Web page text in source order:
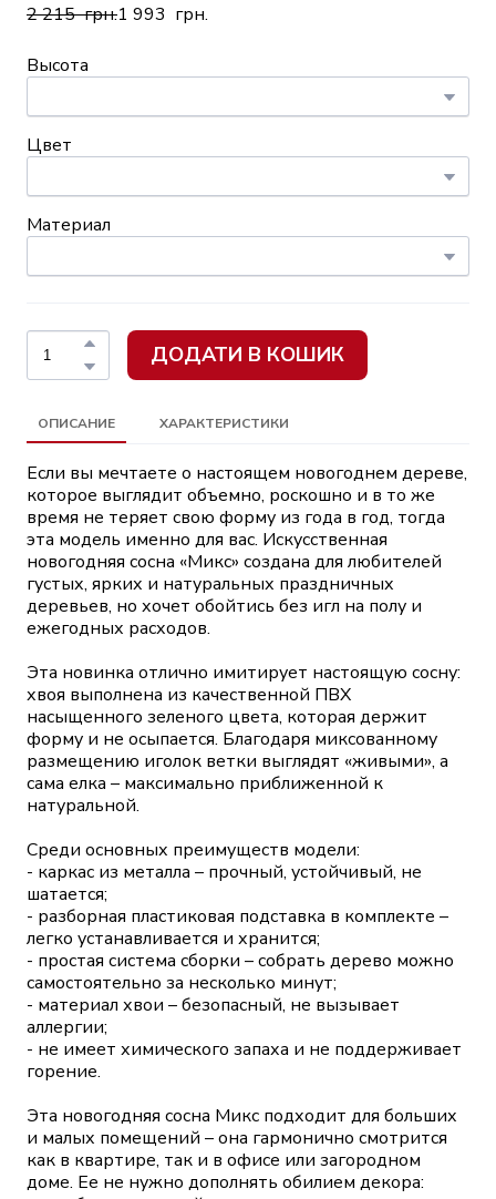
2 215  грн.1 993  грн.
Высота
Цвет
Материал
ДОДАТИ В КОШИК
ОПИСАНИЕ ХАРАКТЕРИСТИКИ
Если вы мечтаете о настоящем новогоднем дереве,
которое выглядит объемно, роскошно и в то же
время не теряет свою форму из года в год, тогда
эта модель именно для вас. Искусственная
новогодняя сосна «Микс» создана для любителей
густых, ярких и натуральных праздничных
деревьев, но хочет обойтись без игл на полу и
ежегодных расходов.
Эта новинка отлично имитирует настоящую сосну:
хвоя выполнена из качественной ПВХ
насыщенного зеленого цвета, которая держит
форму и не осыпается. Благодаря миксованному
размещению иголок ветки выглядят «живыми», а
сама елка – максимально приближенной к
натуральной.
Среди основных преимуществ модели:
- каркас из металла – прочный, устойчивый, не
шатается;
- разборная пластиковая подставка в комплекте –
легко устанавливается и хранится;
- простая система сборки – собрать дерево можно
самостоятельно за несколько минут;
- материал хвои – безопасный, не вызывает
аллергии;
- не имеет химического запаха и не поддерживает
горение.
Эта новогодняя сосна Микс подходит для больших
и малых помещений – она гармонично смотрится
как в квартире, так и в офисе или загородном
доме. Ее не нужно дополнять обилием декора: